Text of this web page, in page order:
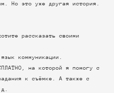
Но это уже другая история.
рассказать своими
коммуникации.
на которой я помогу с
к съёмке. А также с